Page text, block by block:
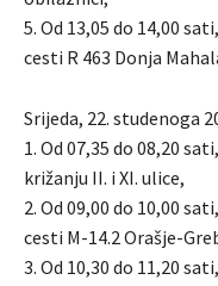
5. Od 13,05 do 14,00
cesti R 463 Donja
Srijeda, 22. studenoga
1. Od 07,35 do 08,20
križanju II. i XI. ulice,
2. Od 09,00 do 10,00
cesti M-14.2 Orašje-
3. Od 10,30 do 11,20